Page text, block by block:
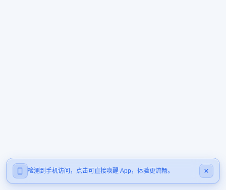
检测到手机访问，点击可直接唤醒 App，体验更流畅。